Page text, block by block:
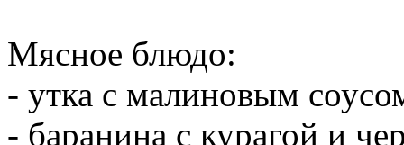
Мясное блюдо:
- утка с малиновым
- баранина с курагой и